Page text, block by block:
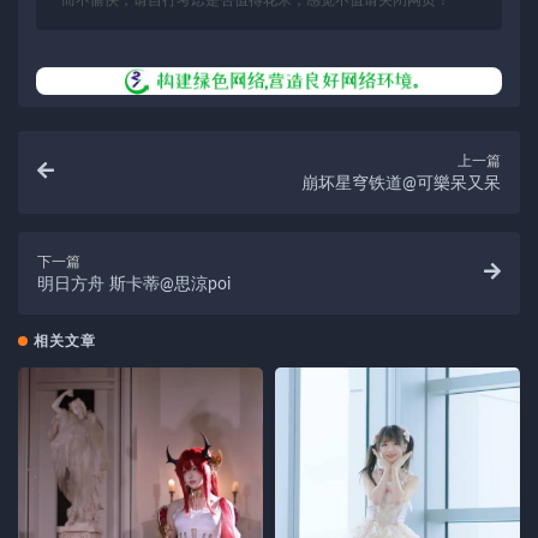
上一篇
崩坏星穹铁道@可樂呆又呆
下一篇
明日方舟 斯卡蒂@思涼poi
相关文章